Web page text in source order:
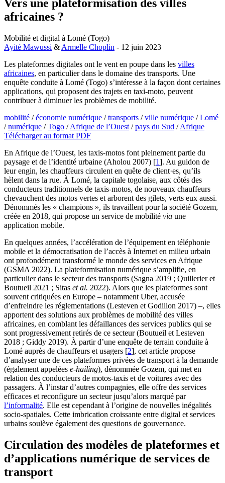
Vers une plateformisation des villes
africaines ?
Mobilité et digital à Lomé (Togo)
Ayité Mawussi & Armelle Choplin - 12 juin 2023
Les plateformes digitales ont le vent en poupe dans les villes
africaines, en particulier dans le domaine des transports. Une
enquête conduite à Lomé (Togo) s’intéresse à la façon dont certaines
applications, qui proposent des trajets en taxi-moto, peuvent
contribuer à diminuer les problèmes de mobilité.
mobilité /économie numérique /transports /ville numérique /Lomé
/numérique /Togo /Afrique de l’Ouest /pays du Sud /Afrique
Télécharger au format PDF
En Afrique de l’Ouest, les taxis-motos font pleinement partie du
paysage et de l’identité urbaine (Aholou 2007) [1]. Au guidon de
leur engin, les chauffeurs circulent en quête de client·es, qu’ils
hèlent dans la rue. À Lomé, la capitale togolaise, aux côtés des
conducteurs traditionnels de taxis-motos, de nouveaux chauffeurs
chevauchent des motos vertes et arborent des gilets, verts eux aussi.
Dénommés les « champions », ils travaillent pour la société Gozem,
créée en 2018, qui propose un service de mobilité via une
application mobile.
En quelques années, l’accélération de l’équipement en téléphonie
mobile et la démocratisation de l’accès à Internet en milieu urbain
ont profondément transformé le monde des services en Afrique
(GSMA 2022). La plateformisation numérique s’amplifie, en
particulier dans le secteur des transports (Sagna 2019 ; Quillerier et
Boutueil 2021 ; Sitas et al. 2022). Alors que les plateformes sont
souvent critiquées en Europe – notamment Uber, accusée
d’enfreindre les réglementations (Lesteven et Godillon 2017) –, elles
apportent des solutions aux problèmes de mobilité des villes
africaines, en comblant les défaillances des services publics qui se
sont progressivement retirés de ce secteur (Boutueil et Lesteven
2018 ; Giddy 2019). À partir d’une enquête de terrain conduite à
Lomé auprès de chauffeurs et usagers [2], cet article propose
d’analyser une de ces plateformes privées de transport à la demande
(également appelées e-hailing), dénommée Gozem, qui met en
relation des conducteurs de motos-taxis et de voitures avec des
passagers. À l’instar d’autres compagnies, elle offre des services
efficaces et reconfigure un secteur jusqu’alors marqué par
l’informalité. Elle est cependant à l’origine de nouvelles inégalités
socio-spatiales. Cette imbrication croissante entre digital et services
urbains soulève également des questions de gouvernance.
Circulation des modèles de plateformes et
d’applications numérique de services de
transport